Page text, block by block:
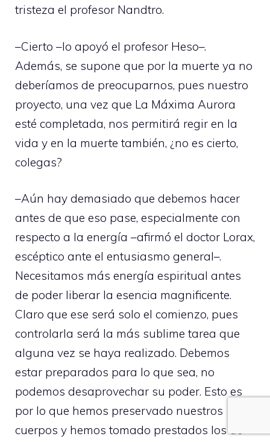
tristeza el profesor Nandtro.
–Cierto –lo apoyó el profesor Heso–.
Además, se supone que por la muerte ya no
deberíamos de preocuparnos, pues nuestro
proyecto, una vez que La Máxima Aurora
esté completada, nos permitirá regir en la
vida y en la muerte también, ¿no es cierto,
colegas?
–Aún hay demasiado que debemos hacer
antes de que eso pase, especialmente con
respecto a la energía –afirmó el doctor Lorax,
escéptico ante el entusiasmo general–.
Necesitamos más energía espiritual antes
de poder liberar la esencia magnificente.
Claro que ese será solo el comienzo, pues
controlarla será la más sublime tarea que
alguna vez se haya realizado. Debemos
estar preparados para lo que sea, no
podemos desaprovechar su poder. Esto es
por lo que hemos preservado nuestros
cuerpos y hemos tomado prestados los de